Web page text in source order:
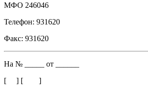
МФО 246046
Телефон: 931620
Факс: 931620
На № _____ от ______
[ ] [ ]